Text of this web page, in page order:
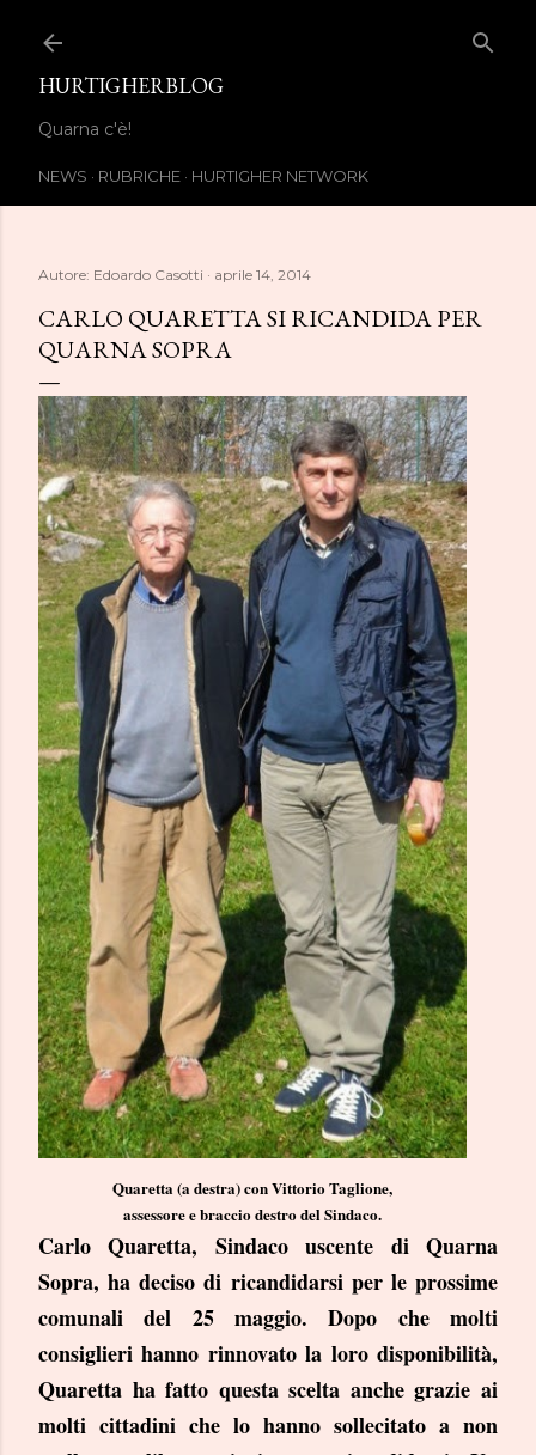
HURTIGHERBLOG
Quarna c'è!
NEWS RUBRICHE HURTIGHER NETWORK
Autore: Edoardo Casotti aprile 14, 2014
CARLO QUARETTA SI RICANDIDA PER
QUARNA SOPRA
Quaretta (a destra) con Vittorio Taglione,
assessore e braccio destro del Sindaco.
Carlo Quaretta, Sindaco uscente di Quarna
Sopra, ha deciso di ricandidarsi per le prossime
comunali del 25 maggio. Dopo che molti
consiglieri hanno rinnovato la loro disponibilità,
Quaretta ha fatto questa scelta anche grazie ai
molti cittadini che lo hanno sollecitato a non